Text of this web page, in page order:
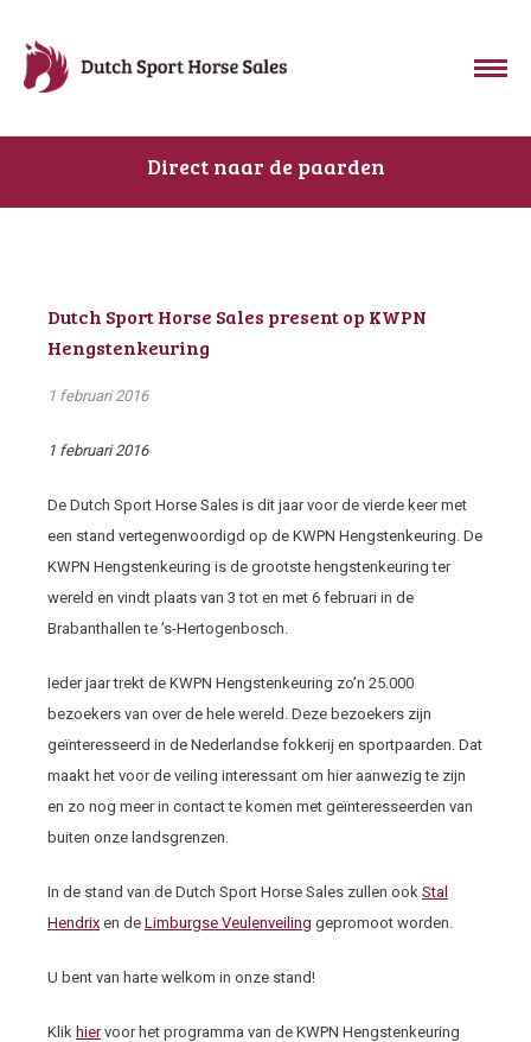
Direct naar de paarden
Dutch Sport Horse Sales present op KWPN
Hengstenkeuring
1 februari 2016
1 februari 2016
De Dutch Sport Horse Sales is dit jaar voor de vierde keer met
een stand vertegenwoordigd op de KWPN Hengstenkeuring. De
KWPN Hengstenkeuring is de grootste hengstenkeuring ter
wereld en vindt plaats van 3 tot en met 6 februari in de
Brabanthallen te ’s-Hertogenbosch.
Ieder jaar trekt de KWPN Hengstenkeuring zo’n 25.000
bezoekers van over de hele wereld. Deze bezoekers zijn
geïnteresseerd in de Nederlandse fokkerij en sportpaarden. Dat
maakt het voor de veiling interessant om hier aanwezig te zijn
en zo nog meer in contact te komen met geïnteresseerden van
buiten onze landsgrenzen.
In de stand van de Dutch Sport Horse Sales zullen ook Stal
Hendrix en de Limburgse Veulenveiling gepromoot worden.
U bent van harte welkom in onze stand!
Klik hiervoor het programma van de KWPN Hengstenkeuring